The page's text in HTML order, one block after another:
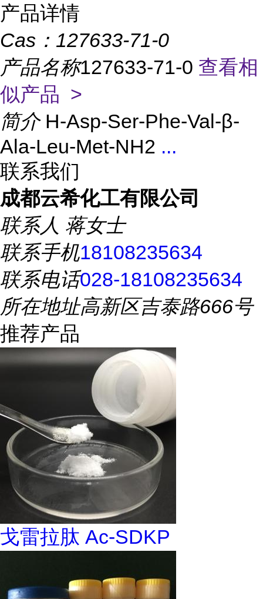
产品详情
Cas： 127633-71-0
产品名称127633-71-0 查看相
似产品 >
简介 H-Asp-Ser-Phe-Val-β-
Ala-Leu-Met-NH2 ...
联系我们
成都云希化工有限公司
联系人 蒋女士
联系手机18108235634
联系电话028-18108235634
所在地址高新区吉泰路666号
推荐产品
戈雷拉肽 Ac-SDKP